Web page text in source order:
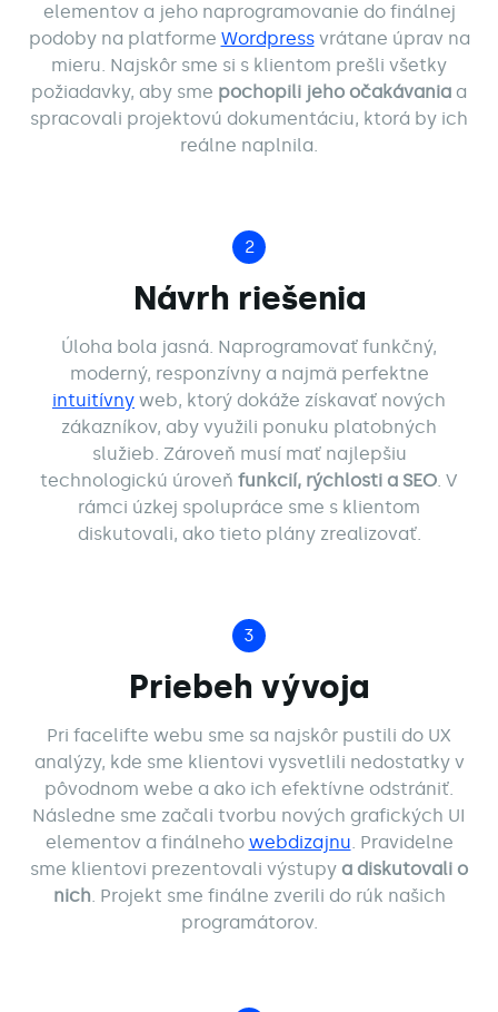
Naše práce
O nás
Blog
elementov a jeho naprogramovanie do finálnej
podoby na platforme Wordpressvrátane úprav na
mieru. Najskôr sme si s klientom prešli všetky
požiadavky, aby sme pochopili jeho očakávania a
spracovali projektovú dokumentáciu, ktorá by ich
reálne naplnila.
2
Návrh riešenia
Úloha bola jasná. Naprogramovať funkčný,
moderný, responzívny a najmä perfektne
intuitívny web, ktorý dokáže získavať nových
zákazníkov, aby využili ponuku platobných
služieb. Zároveň musí mať najlepšiu
technologickú úroveň funkcií, rýchlosti a SEO . V
rámci úzkej spolupráce sme s klientom
diskutovali, ako tieto plány zrealizovať.
3
Priebeh vývoja
Pri facelifte webu sme sa najskôr pustili do UX
analýzy, kde sme klientovi vysvetlili nedostatky v
pôvodnom webe a ako ich efektívne odstrániť.
Následne sme začali tvorbu nových grafických UI
elementov a finálneho webdizajnu . Pravidelne
sme klientovi prezentovali výstupy a diskutovali o
nich . Projekt sme finálne zverili do rúk našich
programátorov.